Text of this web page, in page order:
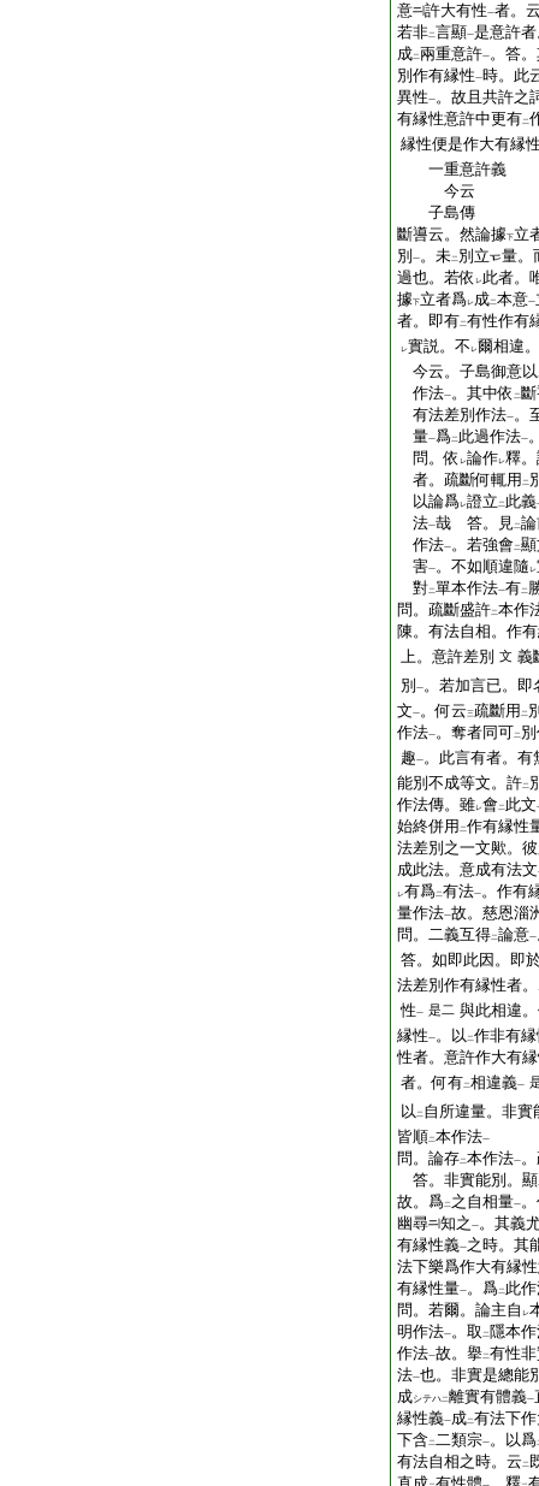
意
許大有性一者。
若非二言顯一是意許
成二兩重意許一。答
別作有縁性一時。此
異性一。故且共許之
有縁性意許中更有二
縁性便是作大有縁
一重意許義
今云
子島傳
斷噵云。然論據下立
別 一。未二 別立
量。
過也。若依 レ此者。
據下立者爲レ成二本意一
者。即有二有性作有
レ實説。不 レ爾相違
今云。子島御意以
作法一。其中依 二
有法差別作法一。
量一爲二 此過作法一
問。依 レ論作レ釋
者。疏斷何輒用 二
以論爲レ證立 二 此義
法一哉 答。見二
作法一。若強會二
害一。不如順違隨 レ
對二單本作法一有二
問。疏斷盛許二本作
陳。有法自相。作
上。意許差別 文 義
別 一。若加言已。即
文一。何云三疏斷用 二
作法一。奪者同可二
趣一。此言有者。有
能別不成等文。許二
作法傳。雖レ會二 此文
始終併用 二作有縁性
法差別之一文歟。
成此法。意成有法文
レ有爲二有法一。作有
量作法一故。慈恩淄
問。二義互得二論意一
答。如即此因。即
法差別作有縁性者
性一 是二 與此相違
縁性一。以 二作非有
性者。意許作大有
者。何有二相違義一
以 二 自所違量。非實
皆順二本作法一
問。論存二本作法一
答。非實能別。顯
故。爲二 之自相量一
幽尋
知之 一。其義
有縁性義一之時。其
法下樂爲作大有縁
有縁性量一。爲二 此
問。若爾。論主自 レ
明作法一。取 二 隱本
作法一故。擧二有性
法一也。非實是總能
成シテハ二離實有體義一
縁性義一成二有法下
下含二二類宗一。以爲
有法自相之時。云 二